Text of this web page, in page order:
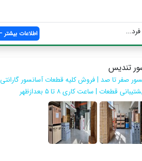
اطلاعات بیشتر
تندیس
صفر تا صد | فروش کلیه قطعات آسانسور گارانتی
قطعات | ساعت کاری ۸ تا ۵ بعدازظهر